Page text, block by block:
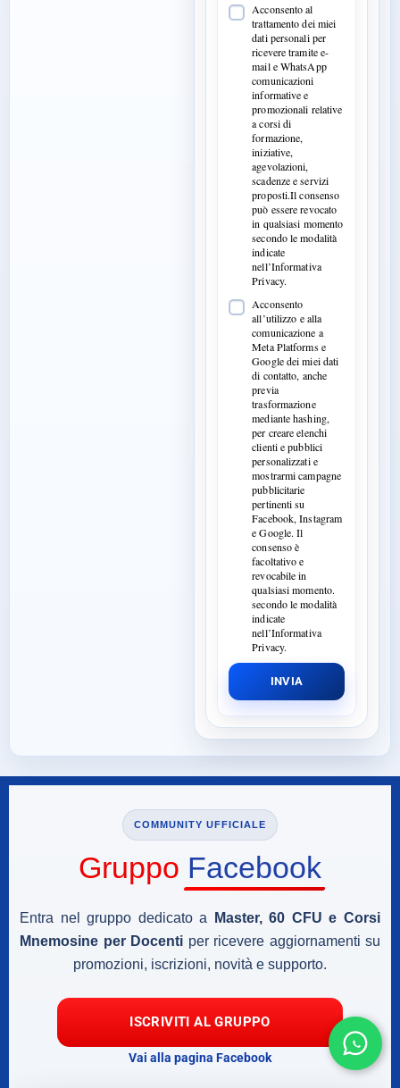
Acconsento al
trattamento dei miei
dati personali per
ricevere tramite e-
mail e WhatsApp
comunicazioni
informative e
promozionali relative
a corsi di
formazione,
iniziative,
agevolazioni,
scadenze e servizi
proposti.Il consenso
può essere revocato
in qualsiasi momento
secondo le modalità
indicate
nell’Informativa
Privacy.
Acconsento
all’utilizzo e alla
comunicazione a
Meta Platforms e
Google dei miei dati
di contatto, anche
previa
trasformazione
mediante hashing,
per creare elenchi
clienti e pubblici
personalizzati e
mostrarmi campagne
pubblicitarie
pertinenti su
Facebook, Instagram
e Google. Il
consenso è
facoltativo e
revocabile in
qualsiasi momento.
secondo le modalità
indicate
nell’Informativa
Privacy.
INVIA
COMMUNITY UFFICIALE
Gruppo Facebook
Entra nel gruppo dedicato a
Master, 60 CFU e Corsi
Mnemosine per Docenti per ricevere aggiornamenti su
promozioni, iscrizioni, novità e supporto.
ISCRIVITI AL GRUPPO
Vai alla pagina Facebook